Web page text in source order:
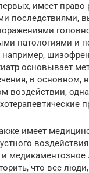
имеет право
последствиями,
патологиями и
например,
основывает
в основном,
воздействии,
имеет
и медикаментозное
что все